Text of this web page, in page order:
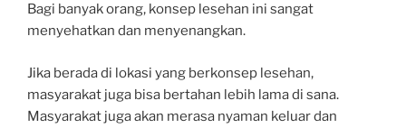
Bagi banyak orang, konsep lesehan ini sangat
menyehatkan dan menyenangkan.
Jika berada di lokasi yang berkonsep lesehan,
masyarakat juga bisa bertahan lebih lama di sana.
Masyarakat juga akan merasa nyaman keluar dan